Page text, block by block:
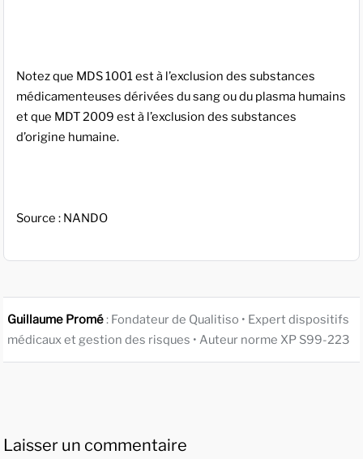
Notez que MDS 1001 est à l’exclusion des substances
médicamenteuses dérivées du sang ou du plasma humains
et que MDT 2009 est à l’exclusion des substances
d’origine humaine.
Source : NANDO
Guillaume Promé: Fondateur de Qualitiso • Expert dispositifs
médicaux et gestion des risques • Auteur norme XP S99-223
Laisser un commentaire